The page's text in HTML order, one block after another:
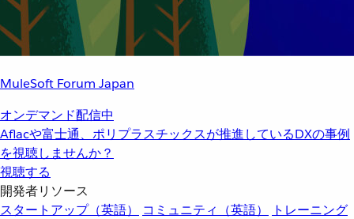
MuleSoft Forum Japan
オンデマンド配信中
Aflacや富士通、ポリプラスチックスが推進しているDXの事例
を視聴しませんか？
視聴する
開発者リソース
スタートアップ（英語）
コミュニティ（英語）
トレーニング